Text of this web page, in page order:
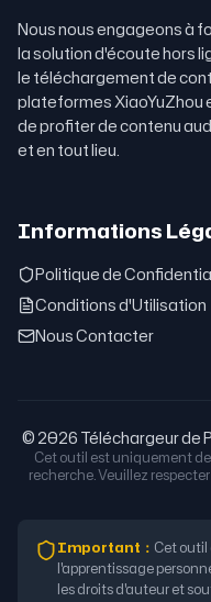
Nous nous engageons à
la solution d'écoute hors
le téléchargement de
plateformes
de profiter de contenu
et en tout lieu.
Informations
Politique de
Conditions d'Utilisation
Nous Contacter
© 2026 Téléchargeur de
Cet outil est uniquement
recherche. Veuillez
Important ： Cet
l'apprentissage
les droits d'auteur et